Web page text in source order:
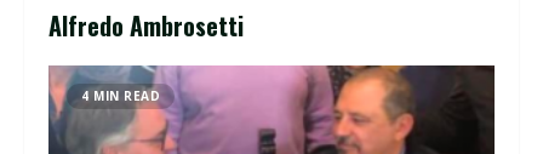
Alfredo Ambrosetti
4 MIN READ